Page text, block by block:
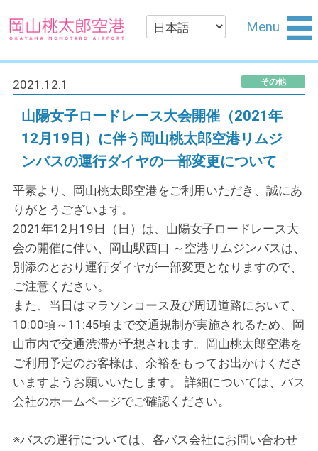
Menu
その他
2021.12.1
山陽女子ロードレース大会開催（2021年
12月19日）に伴う岡山桃太郎空港リムジ
ンバスの運行ダイヤの一部変更について
平素より、岡山桃太郎空港をご利用いただき、誠にあ
りがとうございます。
2021年12月19日（日）は、山陽女子ロードレース大
会の開催に伴い、岡山駅西口 ～空港リムジンバスは、
別添のとおり運行ダイヤが一部変更となりますので、
ご注意ください。
また、当日はマラソンコース及び周辺道路において、
10:00頃～11:45頃まで交通規制が実施されるため、岡
山市内で交通渋滞が予想されます。岡山桃太郎空港を
ご利用予定のお客様は、余裕をもってお出かけくださ
いますようお願いいたします。 詳細については、バス
会社のホームページでご確認ください。
※バスの運行については、各バス会社にお問い合わせ